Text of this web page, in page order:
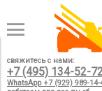
свяжитесь с нами:
+7 (495) 134-52-
WhatsApp +7 (929) 989-14-